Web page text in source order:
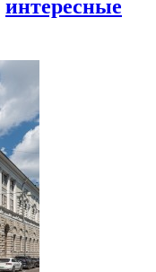
интересные